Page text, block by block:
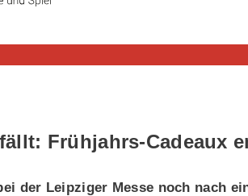
Frühjahrs-Cadeaux
der Leipziger Messe noch nach